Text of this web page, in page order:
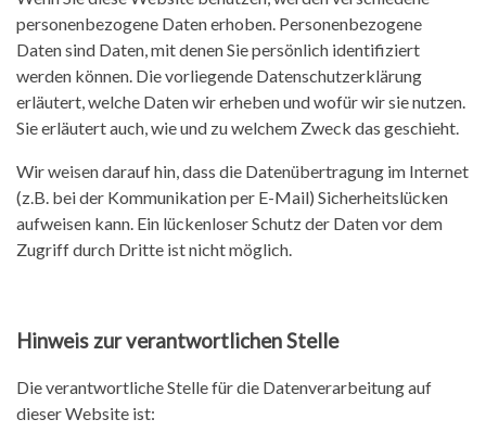
personenbezogene Daten erhoben. Personenbezogene
Daten sind Daten, mit denen Sie persönlich identifiziert
werden können. Die vorliegende Datenschutzerklärung
erläutert, welche Daten wir erheben und wofür wir sie nutzen.
Sie erläutert auch, wie und zu welchem Zweck das geschieht.
Wir weisen darauf hin, dass die Datenübertragung im Internet
(z.B. bei der Kommunikation per E-Mail) Sicherheitslücken
aufweisen kann. Ein lückenloser Schutz der Daten vor dem
Zugriff durch Dritte ist nicht möglich.
Hinweis zur verantwortlichen Stelle
Die verantwortliche Stelle für die Datenverarbeitung auf
dieser Website ist: